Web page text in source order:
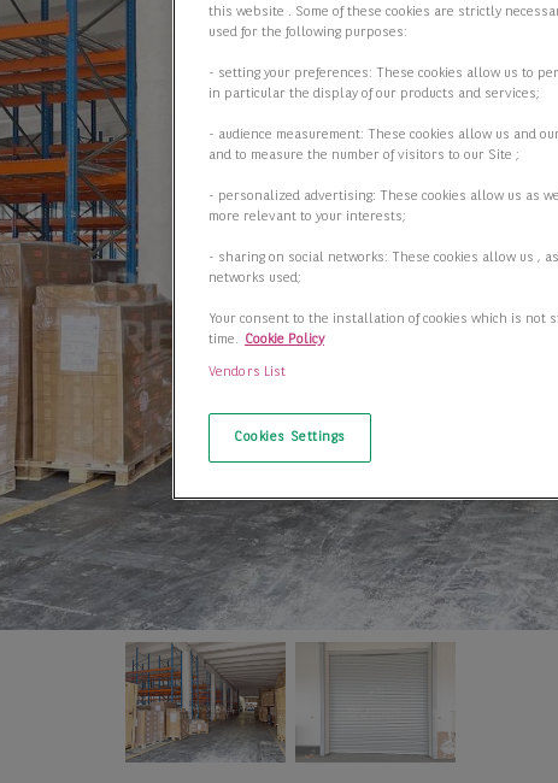
this website . Some of these cookies are strictly
used for the following purposes:
- setting your preferences: These cookies allow us to
in particular the display of our products and services;
- audience measurement: These cookies allow us and
and to measure the number of visitors to our Site ;
- personalized advertising: These cookies allow us as
more relevant to your interests;
- sharing on social networks: These cookies allow us ,
networks used;
Your consent to the installation of cookies which is not
time. Cookie Policy
Vendors List
Cookies Settings